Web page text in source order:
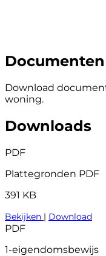
Documenten
Download
woning.
Downloads
PDF
Plattegronden PDF
391 KB
Bekijken | Download
PDF
1-eigendomsbewijs